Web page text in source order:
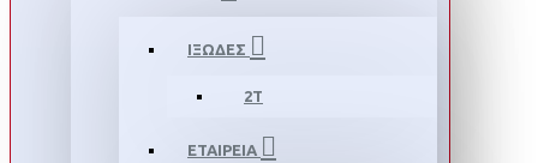
ΙΞΩΔΕΣ
2T
ΕΤΑΙΡΕΙΑ